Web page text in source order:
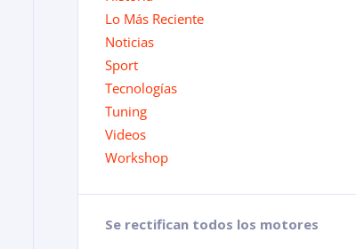
Lo Más Reciente
Noticias
Sport
Tecnologías
Tuning
Videos
Workshop
Se rectifican todos los motores